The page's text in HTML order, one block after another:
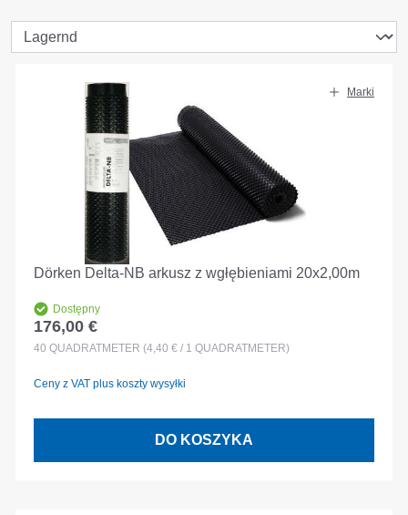
Marki
Dörken Delta-NB arkusz z wgłębieniami 20x2,00m
Dostępny
Cena regularna:
176,00 €
40 QUADRATMETER (4,40 € / 1 QUADRATMETER)
Ceny z VAT plus koszty wysyłki
DO KOSZYKA